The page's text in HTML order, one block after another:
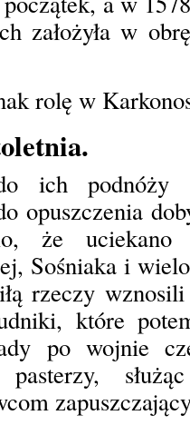
założyła w
rolę w
ich podnóży
opuszczenia
że uciekano
Sośniaka i
rzeczy
które
po wojnie
pasterzy,